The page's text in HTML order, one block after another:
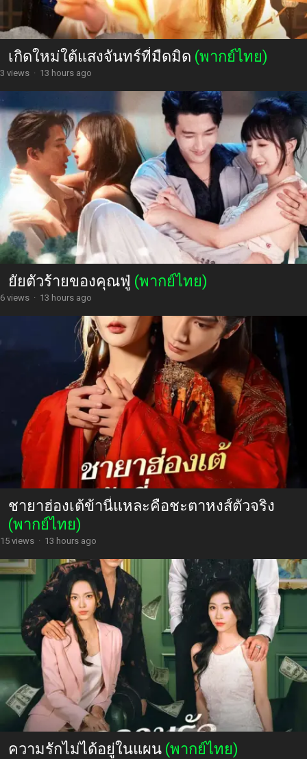
เกิดใหม่ใต้แสงจันทร์ที่มืดมิด (พากย์ไทย)
3 views · 13 hours ago
ยัยตัวร้ายของคุณฟู่ (พากย์ไทย)
6 views · 13 hours ago
ชายาฮ่องเต้ข้านี่แหละคือชะตาหงส์ตัวจริง
(พากย์ไทย)
15 views · 13 hours ago
ความรักไม่ได้อยู่ในแผน (พากย์ไทย)